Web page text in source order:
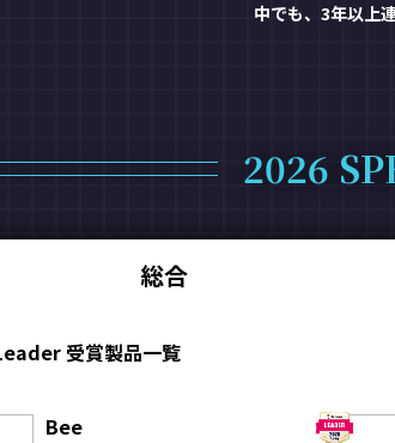
中でも、3年以上
2026
総合
受賞製品一覧
Bee